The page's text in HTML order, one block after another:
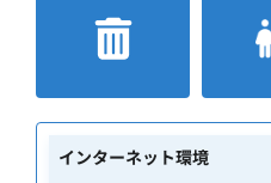
インターネット環境